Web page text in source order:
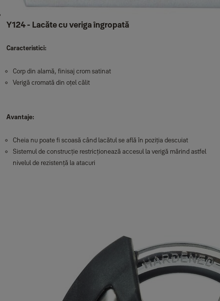
Y124 - Lacăte cu veriga îngropată
Caracteristici:
Corp din alamă, finisaj crom satinat
Verigă cromată din oțel călit
Avantaje:
Cheia nu poate fi scoasă când lacătul se află în poziția descuiat
Sistemul de construcție restricționează accesul la verigă mărind astfel
nivelul de rezistență la atacuri